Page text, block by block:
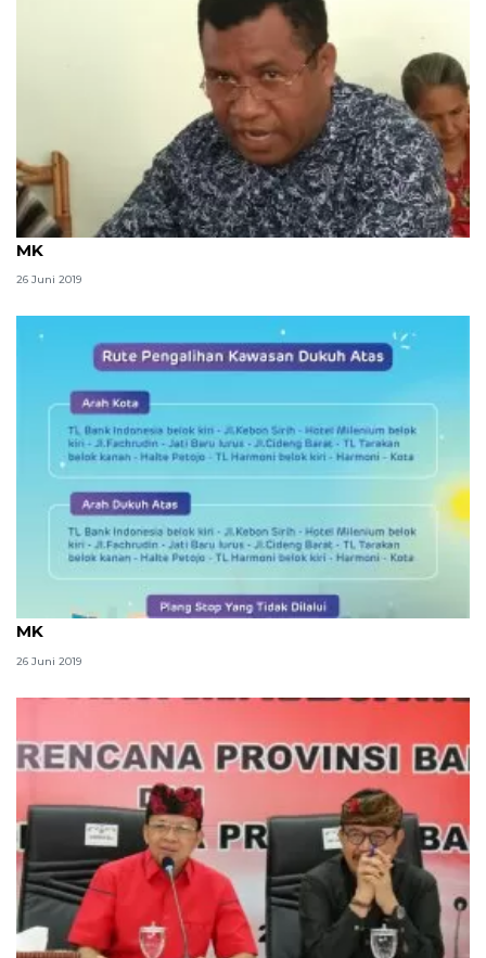
Tokoh agama minta masyarakat terima keputusan
MK
26 Juni 2019
Rute TransJakarta dialihkan arus jelang putusan
MK
26 Juni 2019